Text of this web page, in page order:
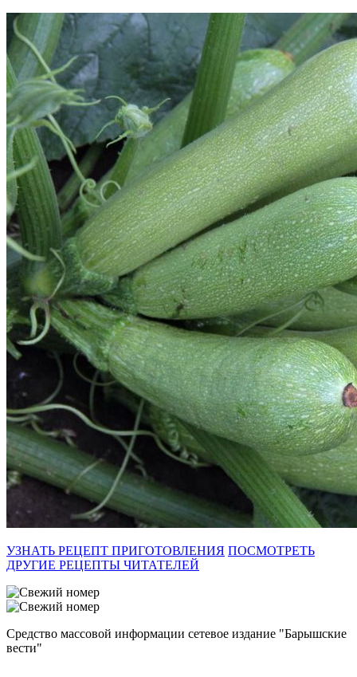
УЗНАТЬ РЕЦЕПТ ПРИГОТОВЛЕНИЯ ПОСМОТРЕТЬ
ДРУГИЕ РЕЦЕПТЫ ЧИТАТЕЛЕЙ
Средство массовой информации сетевое издание "Барышские
вести"